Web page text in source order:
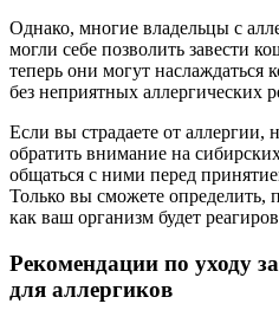
Однако, многие владельцы с
могли себе позволить завести
теперь они могут наслаждаться
без неприятных аллергических
Если вы страдаете от аллергии,
обратить внимание на
общаться с ними перед
Только вы сможете определить,
как ваш организм будет
Рекомендации по уходу
для аллергиков